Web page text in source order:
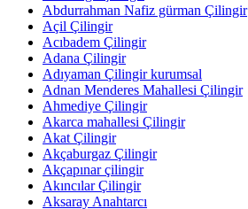
Abdurrahman Nafiz gürman Çilingir
Açil Çilingir
Acıbadem Çilingir
Adana Çilingir
Adıyaman Çilingir kurumsal
Adnan Menderes Mahallesi Çilingir
Ahmediye Çilingir
Akarca mahallesi Çilingir
Akat Çilingir
Akçaburgaz Çilingir
Akçapınar çilingir
Akıncılar Çilingir
Aksaray Anahtarcı